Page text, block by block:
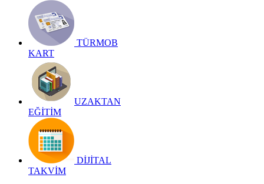
TÜRMOB
KART
UZAKTAN
EĞİTİM
DİJİTAL
TAKVİM